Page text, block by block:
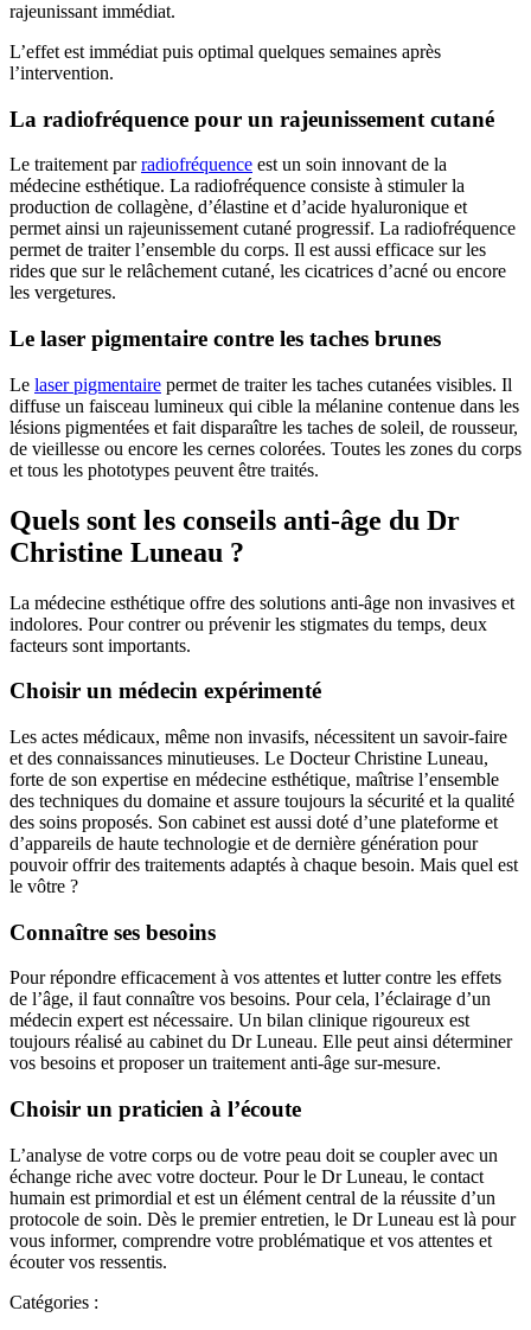
rajeunissant immédiat.
L’effet est immédiat puis optimal quelques semaines après
l’intervention.
La radiofréquence pour un rajeunissement cutané
Le traitement parradiofréquence est un soin innovant de la
médecine esthétique. La radiofréquence consiste à stimuler la
production de collagène, d’élastine et d’acide hyaluronique et
permet ainsi un rajeunissement cutané progressif. La radiofréquence
permet de traiter l’ensemble du corps. Il est aussi efficace sur les
rides que sur le relâchement cutané, les cicatrices d’acné ou encore
les vergetures.
Le laser pigmentaire contre les taches brunes
Le laser pigmentaire permet de traiter les taches cutanées visibles. Il
diffuse un faisceau lumineux qui cible la mélanine contenue dans les
lésions pigmentées et fait disparaître les taches de soleil, de rousseur,
de vieillesse ou encore les cernes colorées. Toutes les zones du corps
et tous les phototypes peuvent être traités.
Quels sont les conseils anti-âge du Dr
Christine Luneau ?
La médecine esthétique offre des solutions anti-âge non invasives et
indolores. Pour contrer ou prévenir les stigmates du temps, deux
facteurs sont importants.
Choisir un médecin expérimenté
Les actes médicaux, même non invasifs, nécessitent un savoir-faire
et des connaissances minutieuses. Le Docteur Christine Luneau,
forte de son expertise en médecine esthétique, maîtrise l’ensemble
des techniques du domaine et assure toujours la sécurité et la qualité
des soins proposés. Son cabinet est aussi doté d’une plateforme et
d’appareils de haute technologie et de dernière génération pour
pouvoir offrir des traitements adaptés à chaque besoin. Mais quel est
le vôtre ?
Connaître ses besoins
Pour répondre efficacement à vos attentes et lutter contre les effets
de l’âge, il faut connaître vos besoins. Pour cela, l’éclairage d’un
médecin expert est nécessaire. Un bilan clinique rigoureux est
toujours réalisé au cabinet du Dr Luneau. Elle peut ainsi déterminer
vos besoins et proposer un traitement anti-âge sur-mesure.
Choisir un praticien à l’écoute
L’analyse de votre corps ou de votre peau doit se coupler avec un
échange riche avec votre docteur. Pour le Dr Luneau, le contact
humain est primordial et est un élément central de la réussite d’un
protocole de soin. Dès le premier entretien, le Dr Luneau est là pour
vous informer, comprendre votre problématique et vos attentes et
écouter vos ressentis.
Catégories :